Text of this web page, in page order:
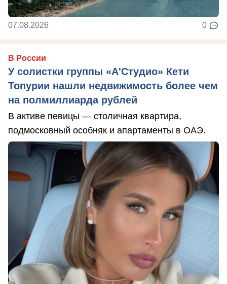
07.08.2026 0
В России
У солистки группы «А'Студио» Кети
Топурии нашли недвижимость более чем
на полмиллиарда рублей
В активе певицы — столичная квартира,
подмосковный особняк и апартаменты в ОАЭ.